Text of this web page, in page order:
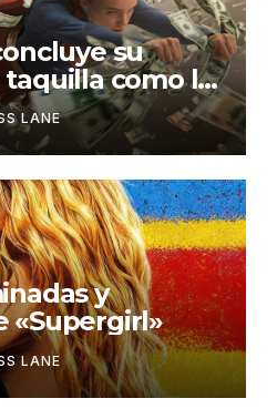
su
como la
con menor
LANE
y
«Supergirl»
LANE